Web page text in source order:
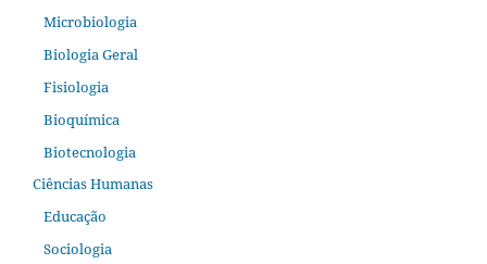
Microbiologia
Biologia Geral
Fisiologia
Bioquímica
Biotecnologia
Ciências Humanas
Educação
Sociologia